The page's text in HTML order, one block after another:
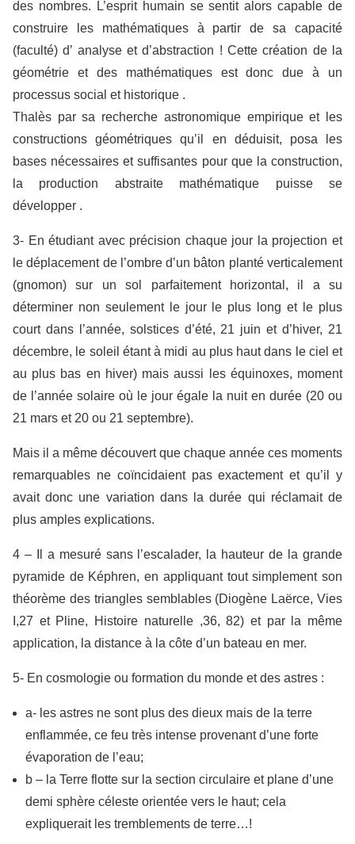
des nombres. L’esprit humain se sentit alors capable de
construire les mathématiques à partir de sa capacité
(faculté) d’ analyse et d’abstraction ! Cette création de la
géométrie et des mathématiques est donc due à un
processus social et historique .
Thalès par sa recherche astronomique empirique et les
constructions géométriques qu’il en déduisit, posa les
bases nécessaires et suffisantes pour que la construction,
la production abstraite mathématique puisse se
développer .
3- En étudiant avec précision chaque jour la projection et
le déplacement de l’ombre d’un bâton planté verticalement
(gnomon) sur un sol parfaitement horizontal, il a su
déterminer non seulement le jour le plus long et le plus
court dans l’année, solstices d’été, 21 juin et d’hiver, 21
décembre, le soleil étant à midi au plus haut dans le ciel et
au plus bas en hiver) mais aussi les équinoxes, moment
de l’année solaire où le jour égale la nuit en durée (20 ou
21 mars et 20 ou 21 septembre).
Mais il a même découvert que chaque année ces moments
remarquables ne coïncidaient pas exactement et qu’il y
avait donc une variation dans la durée qui réclamait de
plus amples explications.
4 – Il a mesuré sans l’escalader, la hauteur de la grande
pyramide de Képhren, en appliquant tout simplement son
théorème des triangles semblables (Diogène Laërce, Vies
I,27 et Pline, Histoire naturelle ,36, 82) et par la même
application, la distance à la côte d’un bateau en mer.
5- En cosmologie ou formation du monde et des astres :
a- les astres ne sont plus des dieux mais de la terre
enflammée, ce feu très intense provenant d’une forte
évaporation de l’eau;
b – la Terre flotte sur la section circulaire et plane d’une
demi sphère céleste orientée vers le haut; cela
expliquerait les tremblements de terre…!